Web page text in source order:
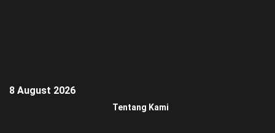
8 August 2026
Tentang Kami